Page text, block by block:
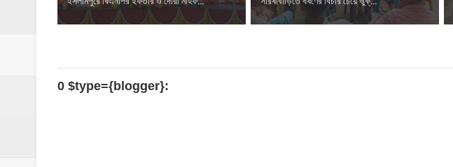
0 $type={blogger}: